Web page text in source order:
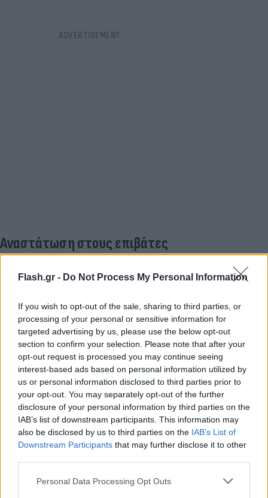
Flash.gr - Do Not Process My Personal Information
If you wish to opt-out of the sale, sharing to third parties, or
processing of your personal or sensitive information for
targeted advertising by us, please use the below opt-out
section to confirm your selection. Please note that after your
opt-out request is processed you may continue seeing
interest-based ads based on personal information utilized by
us or personal information disclosed to third parties prior to
your opt-out. You may separately opt-out of the further
disclosure of your personal information by third parties on the
IAB’s list of downstream participants. This information may
also be disclosed by us to third parties on the IAB’s List of
Downstream Participants that may further disclose it to other
Please note that this website/app uses one or more Google
Personal Data Processing Opt Outs
Αναστάτωση στους επιβάτες
Τότε είναι που προκλήθηκε αναστάτωση στους
επιβάτες, με τις μάσκες οξυγόνου να πέφτουν από
την οροφή.
Επιβάτης της πτήσης δήλωσε στο AP: «Η
αεροσυνοδός φώναζε να φορέσουμε τις μάσκες
γιατί υπήρχε βλάβη. Άκουσα ένα υπόκωφο
«μπουμ» και η μάσκα έπεσε μέσα σε
δευτερόλεπτα».
@dailymailA Spring Airlines flight had to make an emergency landing after the
plane dropped nearly 26,000 feet. The Boeing 737, had departed from Shanghai
Pudong Airport in China and was on its way to Tokyo Narita Airport in Japan on
Monday when it plunged. Pilots onboard alerted air traffic controllers about an